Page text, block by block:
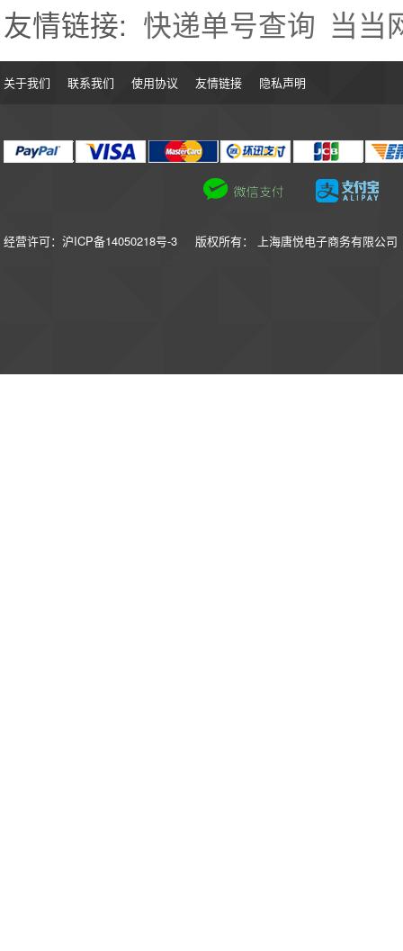
友情链接: 快递单号查询 当当
关于我们 联系我们 使用协议 友情链接 隐私声明
经营许可：沪ICP备14050218号-3 版权所有： 上海唐悦电子商务有限公司